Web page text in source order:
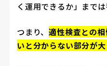
く運用できるか」までは
つまり、適性検査との
いと分からない部分が